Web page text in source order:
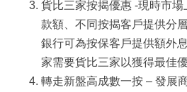
貨比三家按揭優惠 -現時市
款額、不同按揭客戶提供分
銀行可為按保客戶提供額外
家需要貨比三家以獲得最佳優
轉走新盤高成數一按 – 發展